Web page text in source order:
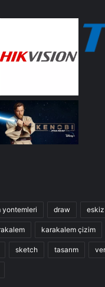
yontemleri draw eskiz
karakalem çizim
sketch tasarım